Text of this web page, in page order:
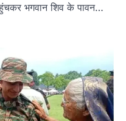
भगवान शिव के पावन…